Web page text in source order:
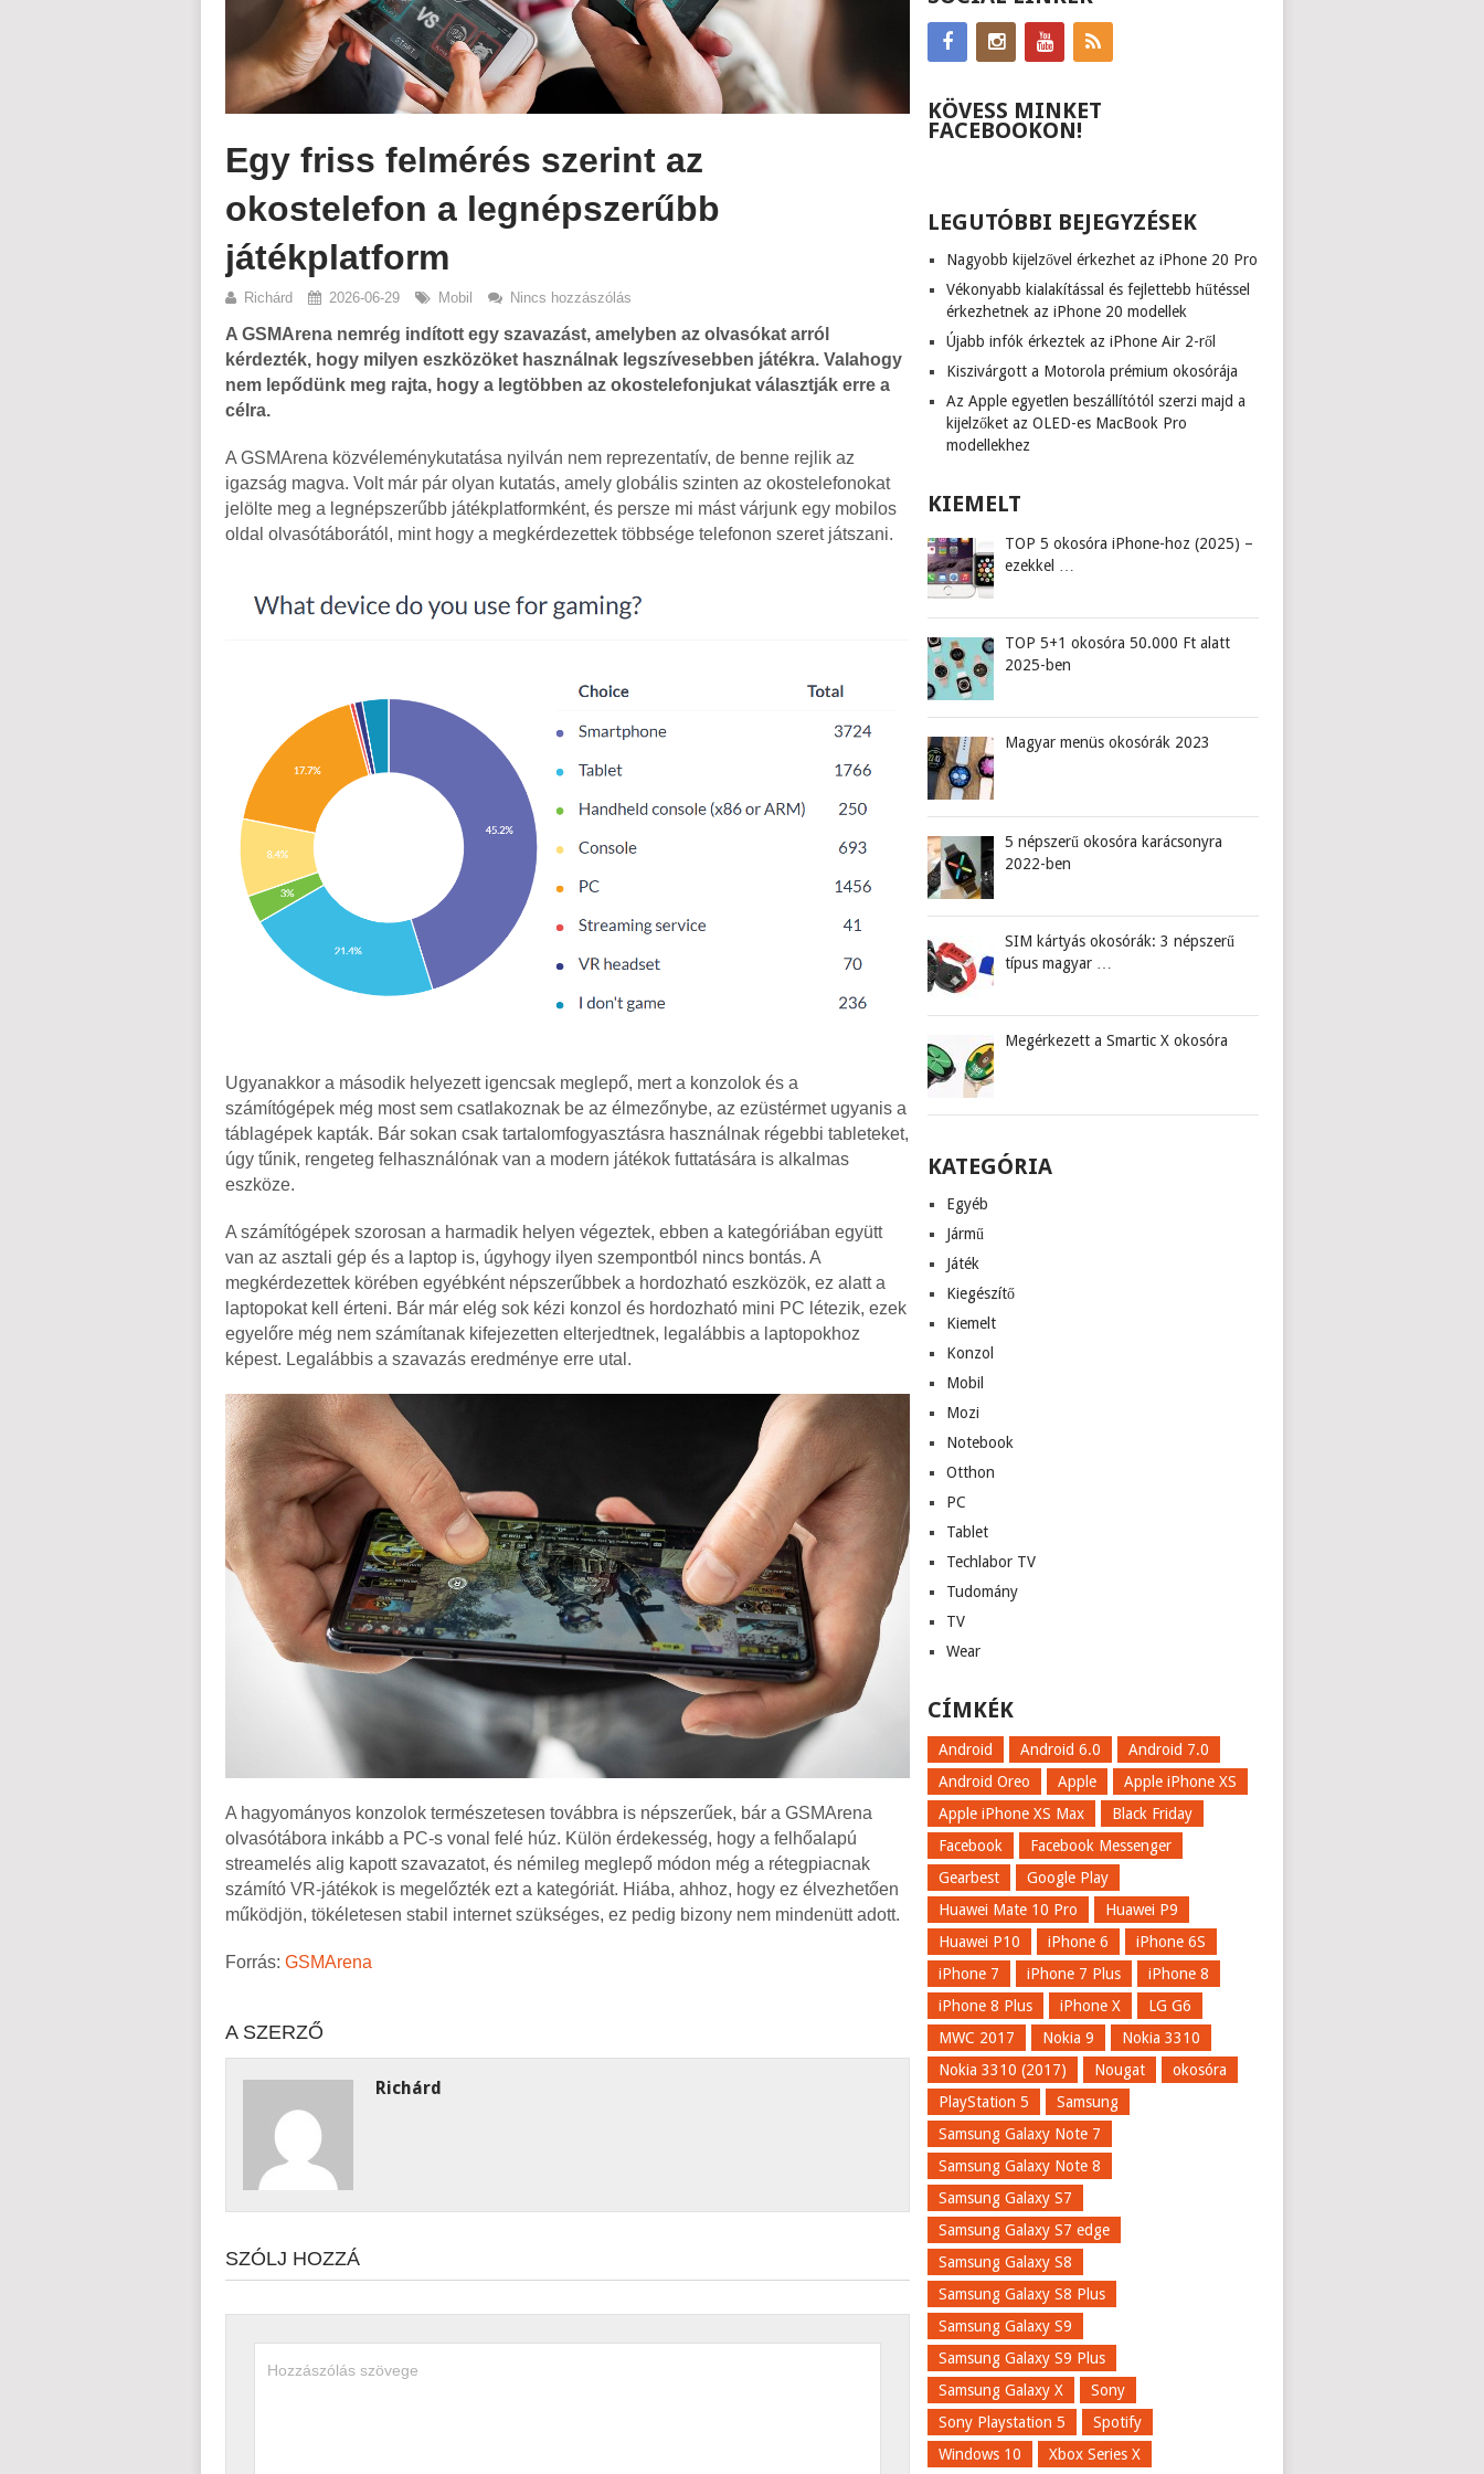
Egy friss felmérés szerint az
okostelefon a legnépszerűbb
játékplatform
Richárd 2026-06-29 Mobil Nincs hozzászólás
A GSMArena nemrég indított egy szavazást, amelyben az olvasókat arról
kérdezték, hogy milyen eszközöket használnak legszívesebben játékra. Valahogy
nem lepődünk meg rajta, hogy a legtöbben az okostelefonjukat választják erre a
célra.
A GSMArena közvéleménykutatása nyilván nem reprezentatív, de benne rejlik az
igazság magva. Volt már pár olyan kutatás, amely globális szinten az okostelefonokat
jelölte meg a legnépszerűbb játékplatformként, és persze mi mást várjunk egy mobilos
oldal olvasótáborától, mint hogy a megkérdezettek többsége telefonon szeret játszani.
Ugyanakkor a második helyezett igencsak meglepő, mert a konzolok és a
számítógépek még most sem csatlakoznak be az élmezőnybe, az ezüstérmet ugyanis a
táblagépek kapták. Bár sokan csak tartalomfogyasztásra használnak régebbi tableteket,
úgy tűnik, rengeteg felhasználónak van a modern játékok futtatására is alkalmas
eszköze.
A számítógépek szorosan a harmadik helyen végeztek, ebben a kategóriában együtt
van az asztali gép és a laptop is, úgyhogy ilyen szempontból nincs bontás. A
megkérdezettek körében egyébként népszerűbbek a hordozható eszközök, ez alatt a
laptopokat kell érteni. Bár már elég sok kézi konzol és hordozható mini PC létezik, ezek
egyelőre még nem számítanak kifejezetten elterjedtnek, legalábbis a laptopokhoz
képest. Legalábbis a szavazás eredménye erre utal.
A hagyományos konzolok természetesen továbbra is népszerűek, bár a GSMArena
olvasótábora inkább a PC-s vonal felé húz. Külön érdekesség, hogy a felhőalapú
streamelés alig kapott szavazatot, és némileg meglepő módon még a rétegpiacnak
számító VR-játékok is megelőzték ezt a kategóriát. Hiába, ahhoz, hogy ez élvezhetően
működjön, tökéletesen stabil internet szükséges, ez pedig bizony nem mindenütt adott.
Forrás: GSMArena
A SZERZŐ
Richárd
SZÓLJ HOZZÁ
KÖVESS MINKET
FACEBOOKON!
LEGUTÓBBI BEJEGYZÉSEK
Nagyobb kijelzővel érkezhet az iPhone 20 Pro
Vékonyabb kialakítással és fejlettebb hűtéssel
érkezhetnek az iPhone 20 modellek
Újabb infók érkeztek az iPhone Air 2-ről
Kiszivárgott a Motorola prémium okosórája
Az Apple egyetlen beszállítótól szerzi majd a
kijelzőket az OLED-es MacBook Pro
modellekhez
KIEMELT
TOP 5 okosóra iPhone-hoz (2025) –
ezekkel …
TOP 5+1 okosóra 50.000 Ft alatt
2025-ben
Magyar menüs okosórák 2023
5 népszerű okosóra karácsonyra
2022-ben
SIM kártyás okosórák: 3 népszerű
típus magyar …
Megérkezett a Smartic X okosóra
KATEGÓRIA
Egyéb
Jármű
Játék
Kiegészítő
Kiemelt
Konzol
Mobil
Mozi
Notebook
Otthon
PC
Tablet
Techlabor TV
Tudomány
TV
Wear
CÍMKÉK
Android Android 6.0
Android 7.0
Android Oreo
Apple
Apple iPhone XS
Apple iPhone XS Max
Black Friday
Facebook
Facebook Messenger
Gearbest
Google Play
Huawei Mate 10 Pro
Huawei P9
Huawei P10
iPhone 6
iPhone 6S
iPhone 7
iPhone 7 Plus
iPhone 8
iPhone 8 Plus
iPhone X
LG G6
MWC 2017
Nokia 9
Nokia 3310
Nokia 3310 (2017)
Nougat
okosóra
PlayStation 5
Samsung
Samsung Galaxy Note 7
Samsung Galaxy Note 8
Samsung Galaxy S7
Samsung Galaxy S7 edge
Samsung Galaxy S8
Samsung Galaxy S8 Plus
Samsung Galaxy S9
Samsung Galaxy S9 Plus
Samsung Galaxy X
Sony
Sony Playstation 5
Spotify
Windows 10
Xbox Series X